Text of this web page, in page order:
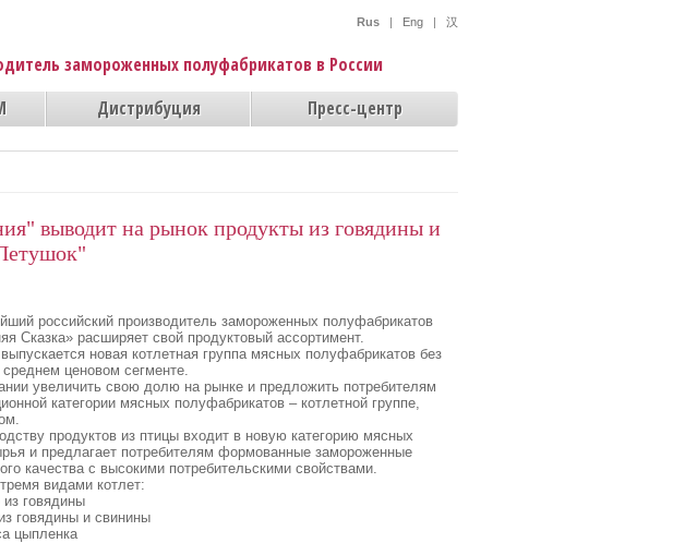
Rus | Eng | 汉
замороженных полуфабрикатов в России
Дистрибуция Пресс-центр
выводит на рынок продукты из говядины и
российский производитель замороженных полуфабрикатов
Сказка» расширяет свой продуктовый ассортимент.
новая котлетная группа мясных полуфабрикатов без
ценовом сегменте.
увеличить свою долю на рынке и предложить потребителям
категории мясных полуфабрикатов – котлетной группе,
продуктов из птицы входит в новую категорию мясных
и предлагает потребителям формованные замороженные
качества с высокими потребительскими свойствами.
видами котлет:
говядины
говядины и свинины
цыпленка